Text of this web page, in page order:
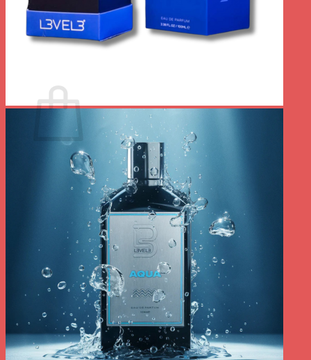
Votre panier est vide.
Retour à la boutique
Votre panier est vide.
Retour à la boutique